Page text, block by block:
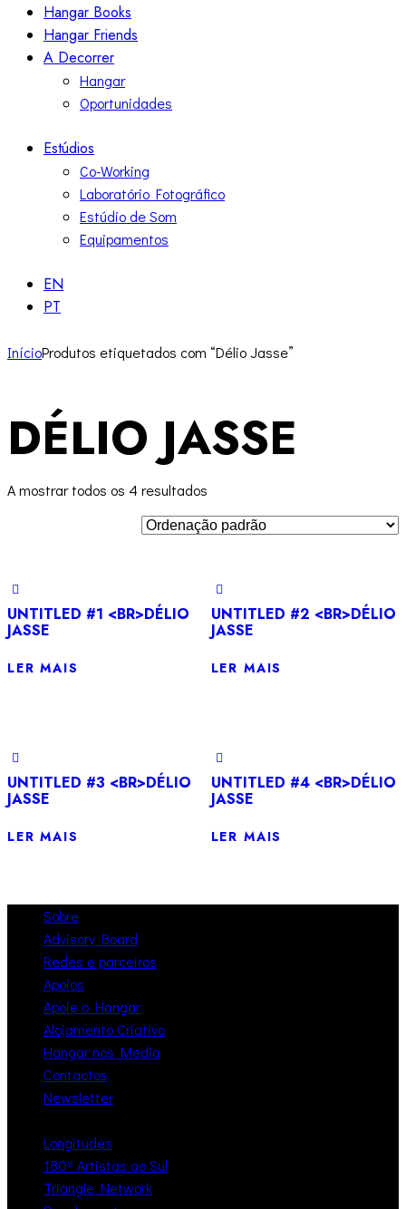
Hangar Books
Hangar Friends
A Decorrer
Hangar
Oportunidades
Estúdios
Co-Working
Laboratório Fotográfico
Estúdio de Som
Equipamentos
EN
PT
InícioProdutos etiquetados com “Délio Jasse”
DÉLIO JASSE
A mostrar todos os 4 resultados
UNTITLED #1 <BR>DÉLIO
JASSE
LER MAIS
UNTITLED #2 <BR>DÉLIO
JASSE
LER MAIS
UNTITLED #3 <BR>DÉLIO
JASSE
LER MAIS
UNTITLED #4 <BR>DÉLIO
JASSE
LER MAIS
Sobre
Advisory Board
Redes e parceiros
Apoios
Apoie o Hangar
Alojamento Criativo
Hangar nos Media
Contactos
Newsletter
Longitudes
180º Artistas ao Sul
Triangle Network